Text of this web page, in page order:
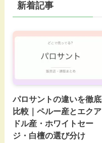
新着記事
パロサントの違いを徹底
比較｜ペルー産とエクア
ドル産・ホワイトセー
ジ・白檀の選び分け